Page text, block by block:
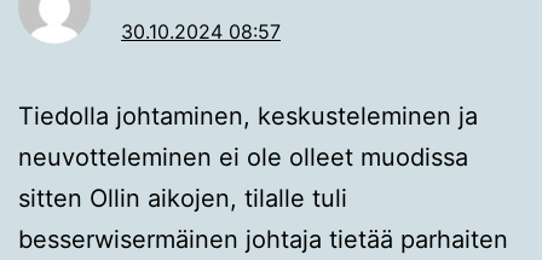
30.10.2024 08:57
Tiedolla johtaminen, keskusteleminen ja
neuvotteleminen ei ole olleet muodissa
sitten Ollin aikojen, tilalle tuli
besserwisermäinen johtaja tietää parhaiten